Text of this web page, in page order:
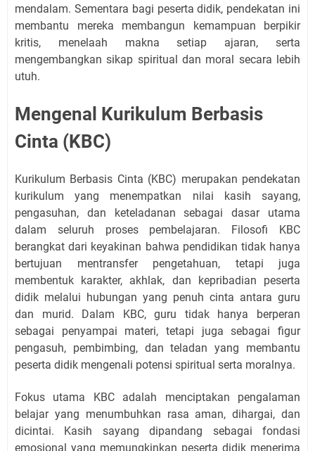
mendalam. Sementara bagi peserta didik, pendekatan ini
membantu mereka membangun kemampuan berpikir
kritis, menelaah makna setiap ajaran, serta
mengembangkan sikap spiritual dan moral secara lebih
utuh.
Mengenal Kurikulum Berbasis
Cinta (KBC)
Kurikulum Berbasis Cinta (KBC) merupakan pendekatan
kurikulum yang menempatkan nilai kasih sayang,
pengasuhan, dan keteladanan sebagai dasar utama
dalam seluruh proses pembelajaran. Filosofi KBC
berangkat dari keyakinan bahwa pendidikan tidak hanya
bertujuan mentransfer pengetahuan, tetapi juga
membentuk karakter, akhlak, dan kepribadian peserta
didik melalui hubungan yang penuh cinta antara guru
dan murid. Dalam KBC, guru tidak hanya berperan
sebagai penyampai materi, tetapi juga sebagai figur
pengasuh, pembimbing, dan teladan yang membantu
peserta didik mengenali potensi spiritual serta moralnya.
Fokus utama KBC adalah menciptakan pengalaman
belajar yang menumbuhkan rasa aman, dihargai, dan
dicintai. Kasih sayang dipandang sebagai fondasi
emosional yang memungkinkan peserta didik menerima